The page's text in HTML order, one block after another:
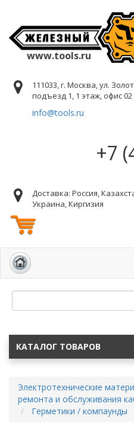
www.tools.ru
111033, г. Москва, ул.
подъезд 1, 1 этаж, офис 02
info@tools.ru
+7
Доставка: Россия,
Украина, Киргизия
КАТАЛОГ ТОВАРОВ
Электротехнические
ремонта и обслуживания
Герметики / компаунды